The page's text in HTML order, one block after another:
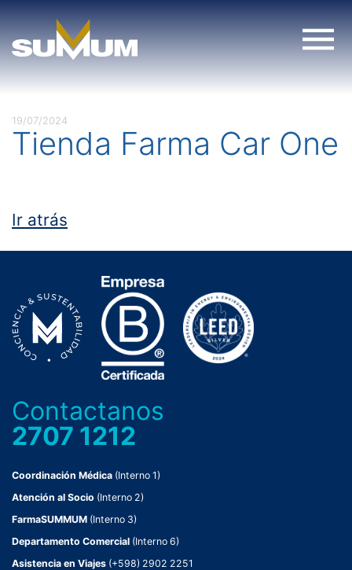
content
19/07/2024
Tienda Farma Car One
Ir atrás
Contactanos
2707 1212
Coordinación Médica (Interno 1)
Atención al Socio (Interno 2)
FarmaSUMMUM (Interno 3)
Departamento Comercial (Interno 6)
Asistencia en Viajes (+598) 2902 2251